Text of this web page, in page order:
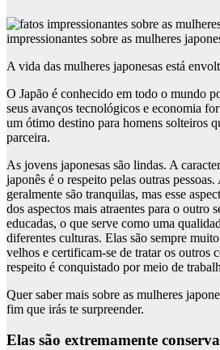
impressionantes sobre as mulheres
A vida das mulheres japonesas está
O Japão é conhecido em todo o mundo
seus avanços tecnológicos e economia
um ótimo destino para homens solteiros
parceira.
As jovens japonesas são lindas. A
japonês é o respeito pelas outras
geralmente são tranquilas, mas esse
dos aspectos mais atraentes para o outro
educadas, o que serve como uma
diferentes culturas. Elas são sempre
velhos e certificam-se de tratar os outros
respeito é conquistado por meio de
Quer saber mais sobre as mulheres
fim que irás te surpreender.
Elas são extremamente